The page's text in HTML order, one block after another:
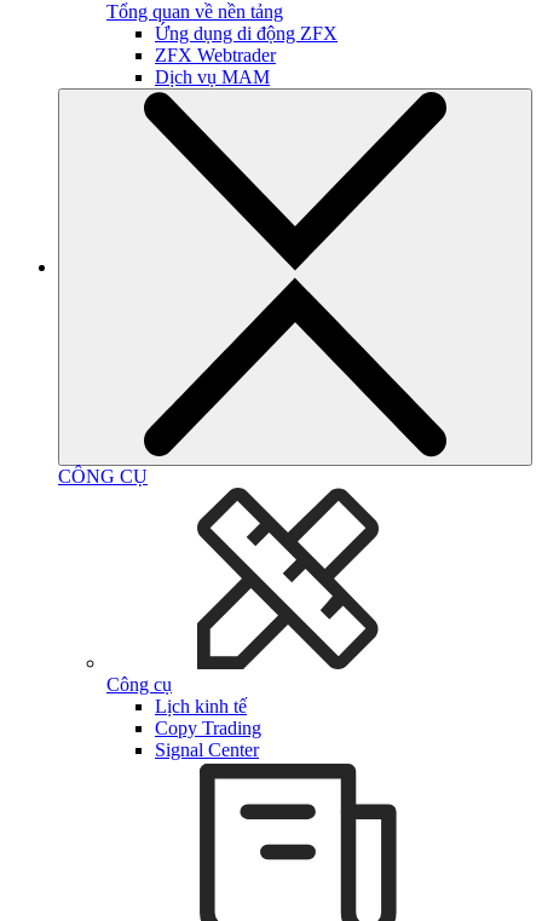
Tổng quan về nền tảng
Ứng dụng di động ZFX
ZFX Webtrader
Dịch vụ MAM
CÔNG CỤ
Công cụ
Lịch kinh tế
Copy Trading
Signal Center